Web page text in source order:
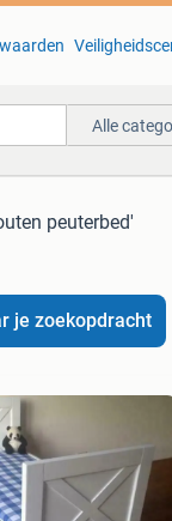
Alle
peuterbed'
je zoekopdracht